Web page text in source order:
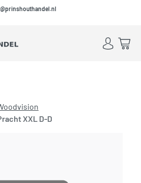
Skip to main content
Skip to footer
Account
XXL D-D